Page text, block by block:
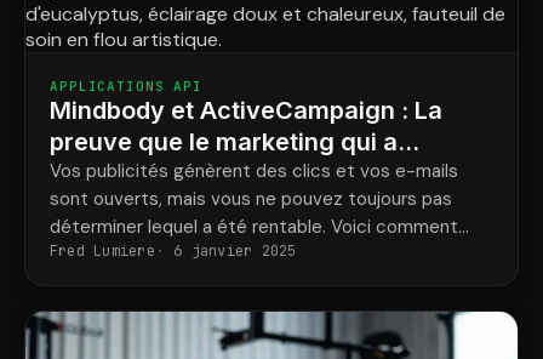
APPLICATIONS API
Mindbody et ActiveCampaign : La
preuve que le marketing qui a
réellement vendu le traitement
Vos publicités génèrent des clics et vos e-mails
sont ouverts, mais vous ne pouvez toujours pas
déterminer lequel a été rentable. Voici comment
associer chaque achat Mindbody à la campagne qui
l'a déclenché.
Fred Lumiere 6 janvier 2025